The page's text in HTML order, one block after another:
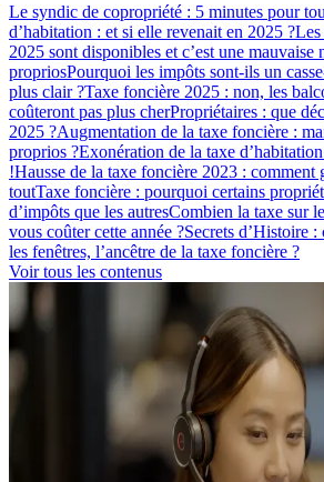
Le syndic de copropriété : 5 minutes pour
d’habitation : et si elle revenait en 2025 ?Les
2025 sont disponibles et c’est une mauvaise
propriosPourquoi les impôts sont-ils un
plus clair ?Taxe foncière 2025 : non, les
coûteront pas plus cherPropriétaires : que
2025 ?Augmentation de la taxe foncière :
proprios ?Exonération de la taxe
!Hausse de la taxe foncière 2023 : comment
toutTaxe foncière : pourquoi certains
d’impôts que les autresCombien la taxe sur
vous coûter cette année ?Secrets d’Histoire
les fenêtres, l’ancêtre de la taxe foncière ?
Voir tous les contenus